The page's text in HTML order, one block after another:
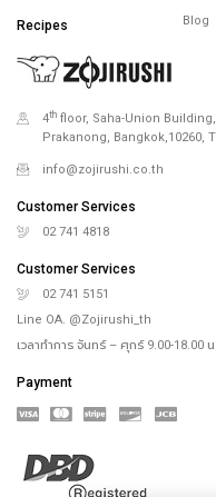
Recipes
Blog
4th floor, Saha-Union
Prakanong, Bangkok,10260,
info@zojirushi.co.th
Customer Services
02 741 4818
Customer Services
02 741 5151
Line OA. @Zojirushi_th
เวลาทำการ จันทร์ – ศุกร์ 9.00-18.00 น.
Payment